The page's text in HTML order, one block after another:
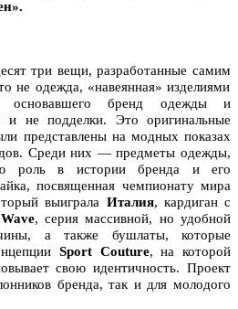
три вещи, разработанные самим
не одежда, «навеянная» изделиями
основавшего бренд одежды и
и не подделки. Это оригинальные
представлены на модных показах
Среди них — предметы одежды,
роль в истории бренда и его
посвященная чемпионату мира
выиграла Италия, кардиган с
, серия массивной, но удобной
а также бушлаты, которые
Sport Couture, на которой
свою идентичность. Проект
бренда, так и для молодого